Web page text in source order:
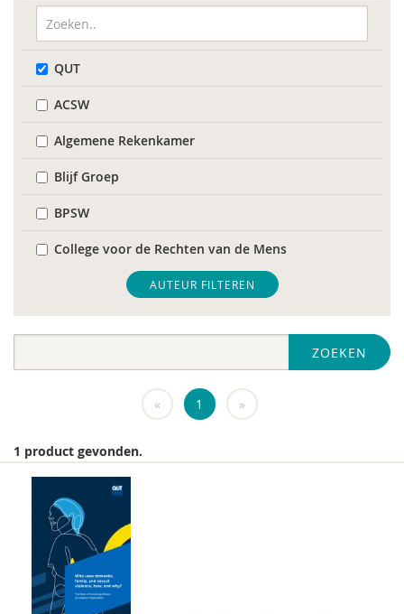
QUT
ACSW
Algemene Rekenkamer
Blijf Groep
BPSW
College voor de Rechten van de Mens
De Raad voor Volksgezondheid & Samenleving
diverse
Fier
GREVIO
het Regeringscommissariaat seksueel
grensoverschrijdend gedrag en seksueel geweld
huisarts
AUTEUR FILTEREN
ZOEKEN
« 1 »
1 product gevonden.